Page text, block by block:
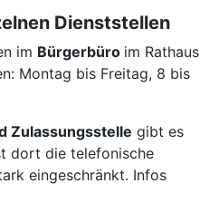
Dienststellen
im Bürgerbüro im Rathaus
Montag bis Freitag, 8 bis
Zulassungsstelle gibt es
dort die telefonische
eingeschränkt. Infos